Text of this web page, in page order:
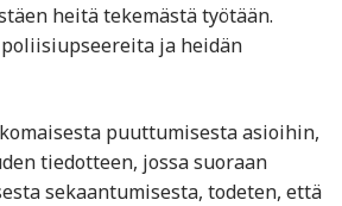
heitä tekemästä työtään.
ja heidän
puuttumisesta asioihin,
tiedotteen, jossa suoraan
sekaantumisesta, todeten, että